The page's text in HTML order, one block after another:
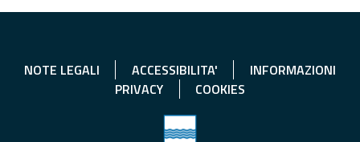
NOTE LEGALI ACCESSIBILITA'
INFORMAZIONI
PRIVACY
COOKIES